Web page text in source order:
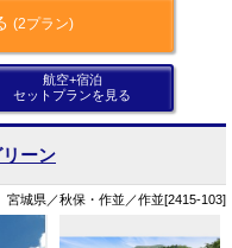
(2プラン)
航空+宿泊
セットプランを見る
ーン
宮城県／秋保・作並／作並[2415-103]